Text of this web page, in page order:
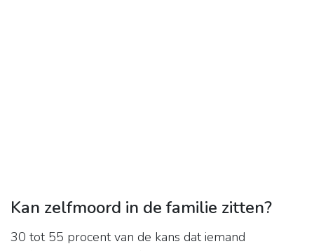
Kan zelfmoord in de familie zitten?
30 tot 55 procent van de kans dat iemand